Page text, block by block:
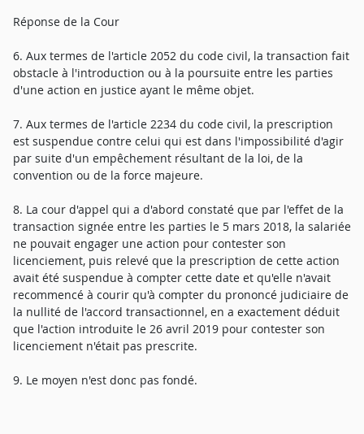
Réponse de la Cour
6. Aux termes de l'article 2052 du code civil, la transaction fait
obstacle à l'introduction ou à la poursuite entre les parties
d'une action en justice ayant le même objet.
7. Aux termes de l'article 2234 du code civil, la prescription
est suspendue contre celui qui est dans l'impossibilité d'agir
par suite d'un empêchement résultant de la loi, de la
convention ou de la force majeure.
8. La cour d'appel qui a d'abord constaté que par l'effet de la
transaction signée entre les parties le 5 mars 2018, la salariée
ne pouvait engager une action pour contester son
licenciement, puis relevé que la prescription de cette action
avait été suspendue à compter cette date et qu'elle n'avait
recommencé à courir qu'à compter du prononcé judiciaire de
la nullité de l'accord transactionnel, en a exactement déduit
que l'action introduite le 26 avril 2019 pour contester son
licenciement n'était pas prescrite.
9. Le moyen n'est donc pas fondé.